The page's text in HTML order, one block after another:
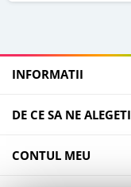
INFORMATII
DE CE SA NE ALEGETI
CONTUL MEU